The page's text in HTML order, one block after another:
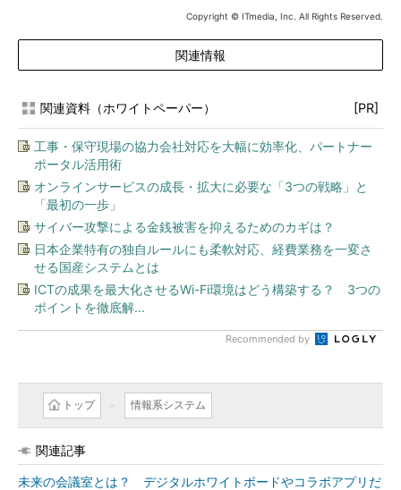
Copyright © ITmedia, Inc. All Rights Reserved.
関連情報
関連資料（ホワイトペーパー） [PR]
工事・保守現場の協力会社対応を大幅に効率化、パートナー
ポータル活用術
オンラインサービスの成長・拡大に必要な「3つの戦略」と
「最初の一歩」
サイバー攻撃による金銭被害を抑えるためのカギは？
日本企業特有の独自ルールにも柔軟対応、経費業務を一変さ
せる国産システムとは
ICTの成果を最大化させるWi-Fi環境はどう構築する？ 3つの
ポイントを徹底解...
Recommended by
トップ 情報系システム
関連記事
未来の会議室とは？ デジタルホワイトボードやコラボアプリだ